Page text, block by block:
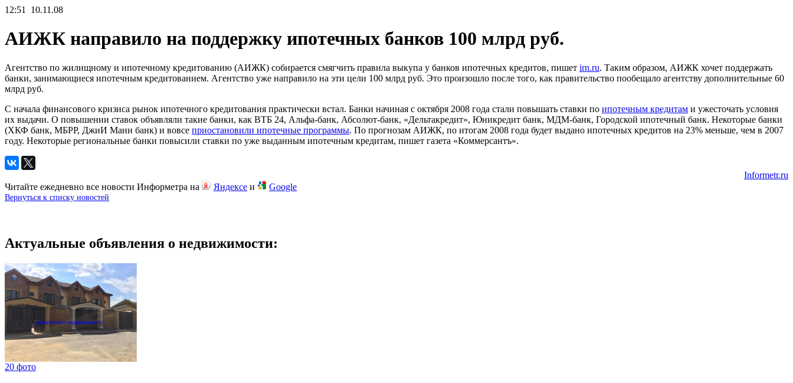
12:51 10.11.08
АИЖК направило на поддержку ипотечных банков 100 млрд руб.
Агентство по жилищному и ипотечному кредитованию (АИЖК) собирается смягчить правила выкупа у банков ипотечных кредитов, пишет irn.ru. Таким образом, АИЖК хочет поддержать
банки, занимающиеся ипотечным кредитованием. Агентство уже направило на эти цели 100 млрд руб. Это произошло после того, как правительство пообещало агентству дополнительные 60
млрд руб.
С начала финансового кризиса рынок ипотечного кредитования практически встал. Банки начиная с октября 2008 года стали повышать ставки по ипотечным кредитам и ужесточать условия
их выдачи. О повышении ставок объявляли такие банки, как ВТБ 24, Альфа-банк, Абсолют-банк, «Дельтакредит», Юникредит банк, МДМ-банк, Городской ипотечный банк. Некоторые банки
(ХКФ банк, МБРР, ДжиИ Мани банк) и вовсе приостановили ипотечные программы. По прогнозам АИЖК, по итогам 2008 года будет выдано ипотечных кредитов на 23% меньше, чем в 2007
году. Некоторые региональные банки повысили ставки по уже выданным ипотечным кредитам, пишет газета «Коммерсантъ».
Informetr.ru
Читайте ежедневно все новости Информетра на
Яндексе и Google
Вернуться к списку новостей
Актуальные объявления о недвижимости:
20 фото